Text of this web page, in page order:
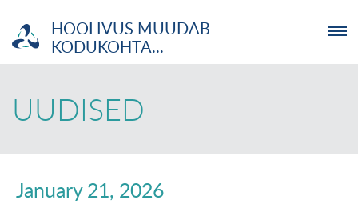
HOOLIVUS MUUDAB
KODUKOHTA...
MTÜ
UUDISED
January 21, 2026